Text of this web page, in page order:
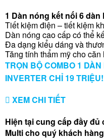
1 Dàn nóng kết nối 6 dàn
Tiết kiệm điện – tiết kiệm
Dàn nóng cao cấp có thể
Đa dạng kiểu dáng và
Tăng tính thẩm mỹ cho căn
TRỌN BỘ COMBO 1
INVERTER CHỈ 19
XEM CHI TIẾT
Hiện tại cung cấp đầy
Multi cho quý khách